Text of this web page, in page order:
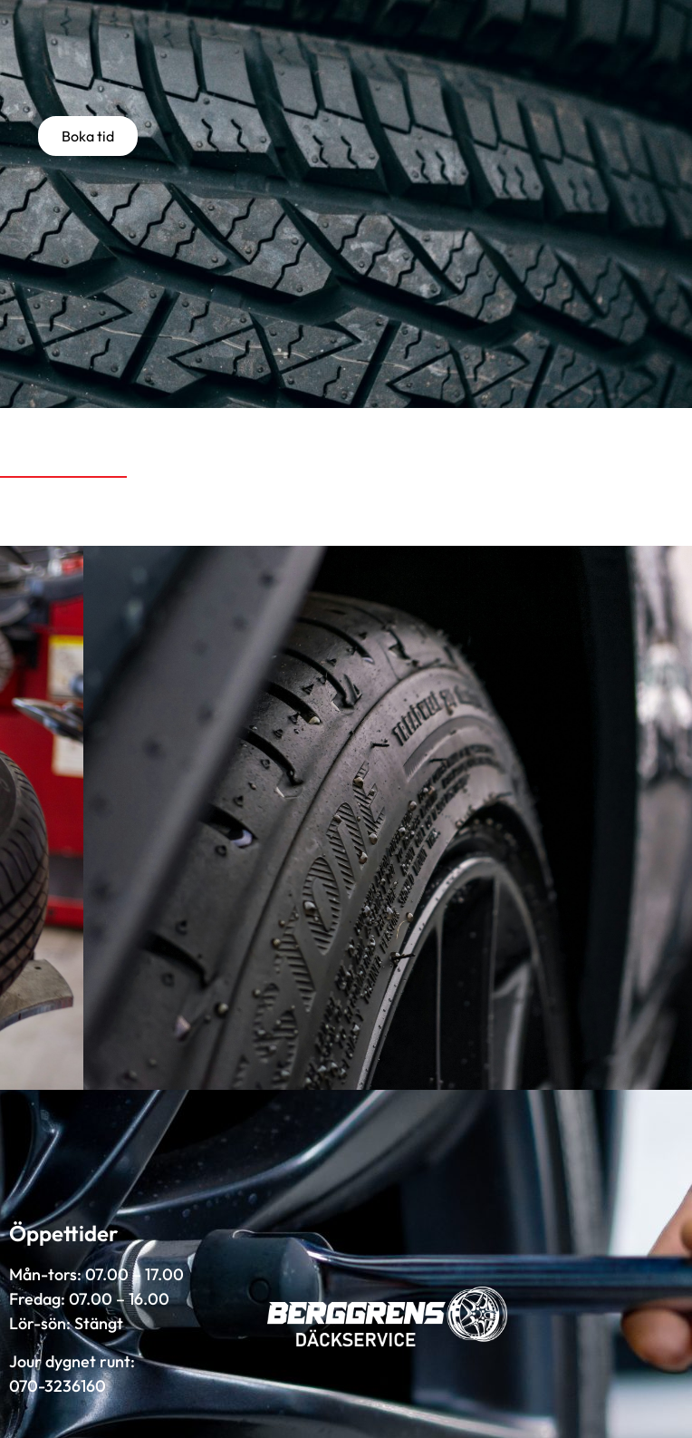
Boka tid
Öppettider
Mån-tors: 07.00 – 17.00
Fredag: 07.00 – 16.00
Lör-sön: Stängt
Jour dygnet runt:
070-3236160